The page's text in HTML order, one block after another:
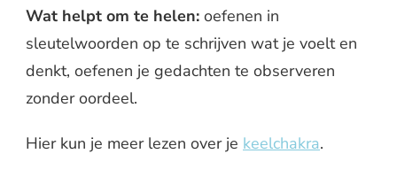
Wat helpt om te helen: oefenen in
sleutelwoorden op te schrijven wat je voelt en
denkt, oefenen je gedachten te observeren
zonder oordeel.
Hier kun je meer lezen over je keelchakra.